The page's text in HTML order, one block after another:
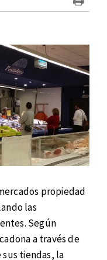
propiedad
las
Según
a través de
tiendas, la